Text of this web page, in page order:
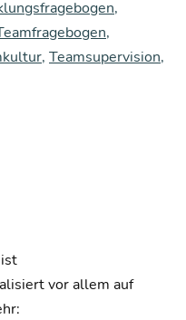
,
,
, Teamsupervision,
vor allem auf